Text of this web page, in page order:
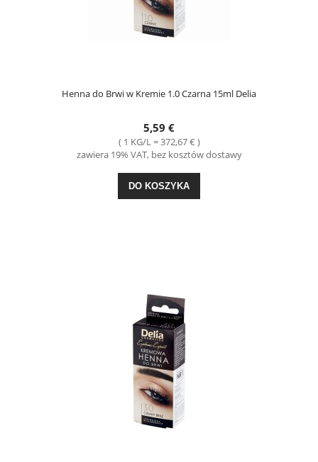
Henna do Brwi w Kremie 1.0 Czarna 15ml Delia
5,59 €
( 1 KG/L = 372,67 € )
zawiera 19% VAT, bez kosztów dostawy
DO KOSZYKA